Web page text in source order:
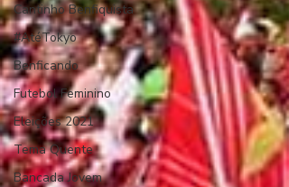
Cantinho Benfiquista
#AtéTokyo
Benficando
Futebol Feminino
Eleições 2021
Tema Quente
Bancada Jovem